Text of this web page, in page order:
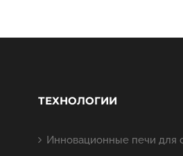
ТЕХНОЛОГИИ
Инновационные печи для